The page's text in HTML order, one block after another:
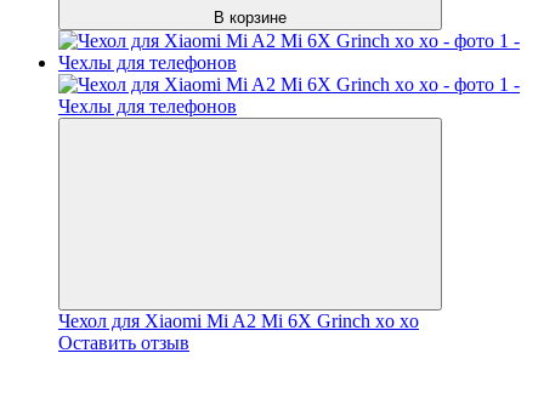
В корзине
Чехол для Xiaomi Mi A2 Mi 6X Grinch xo xo
Оставить отзыв